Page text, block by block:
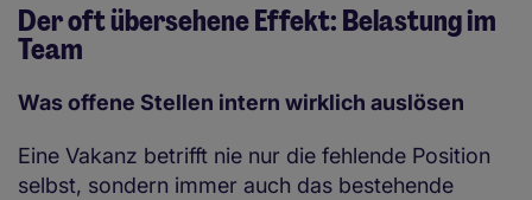
Der oft übersehene Effekt: Belastung im
Team
Was offene Stellen intern wirklich auslösen
Eine Vakanz betrifft nie nur die fehlende Position
selbst, sondern immer auch das bestehende